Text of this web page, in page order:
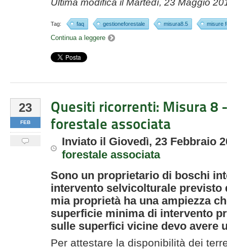
Ultima modifica ilMartedì, 23 Maggio
Tag: faq gestioneforestale misura8.5 misure
Continua a leggere
23
FEB
Quesiti ricorrenti: Misura 8
forestale associata
Inviato il Giovedì, 23 Febbraio
forestale associata
Sono un proprietario di boschi
intervento selvicolturale previsto
mia proprietà ha una ampiezza
superficie minima di intervento
sulle superfici vicine devo avere
Per attestare la disponibilità dei